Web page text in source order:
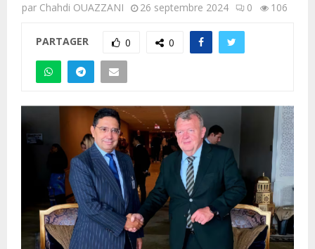
par Chahdi OUAZZANI 26 septembre 2024 0 106
PARTAGER 0 0